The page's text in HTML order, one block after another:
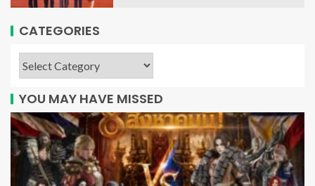
CATEGORIES
YOU MAY HAVE MISSED